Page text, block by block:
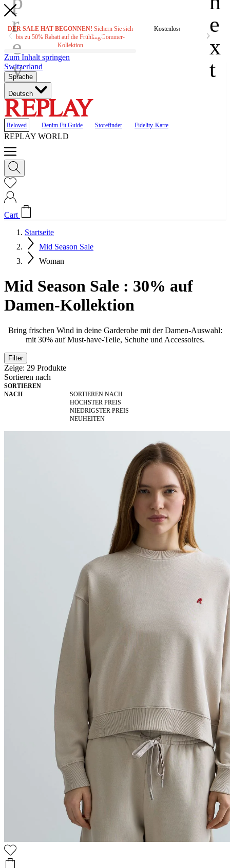
DER SALE HAT BEGONNEN! Sichern Sie sich
bis zu 50% Rabatt auf die Frühling/Sommer-
Kollektion
Kostenloser Versand bei
CHF160.00
Zum Inhalt springen
Switzerland
Sprache
Deutsch
Reloved Denim Fit Guide Storefinder Fidelity-Karte
REPLAY WORLD
Cart
Startseite
Mid Season Sale
Woman
Mid Season Sale : 30% auf
Damen-Kollektion
Bring frischen Wind in deine Garderobe mit der Damen-Auswahl:
mit 30% auf Must-have-Teile, Schuhe und Accessoires.
Filter
Zeige: 29 Produkte
Sortieren nach
SORTIEREN
NACH
SORTIEREN NACH
HÖCHSTER PREIS
NIEDRIGSTER PREIS
NEUHEITEN